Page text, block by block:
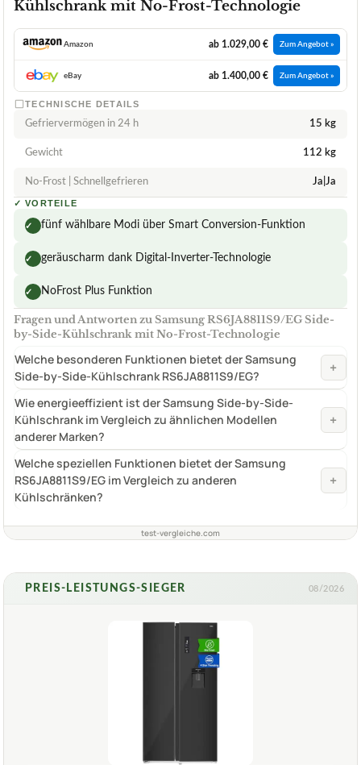
Kühlschrank mit No-Frost-Technologie
Amazon ab 1.029,00 € Zum Angebot »
eBay ab 1.400,00 € Zum Angebot »
TECHNISCHE DETAILS
Gefriervermögen in 24 h 15 kg
Gewicht 112 kg
No-Frost | Schnellgefrieren Ja|Ja
✓ VORTEILE
✓ fünf wählbare Modi über Smart Conversion-Funktion
✓ geräuscharm dank Digital-Inverter-Technologie
✓ NoFrost Plus Funktion
Fragen und Antworten zu Samsung RS6JA8811S9/EG Side-
by-Side-Kühlschrank mit No-Frost-Technologie
Welche besonderen Funktionen bietet der Samsung
Side-by-Side-Kühlschrank RS6JA8811S9/EG?
+
Wie energieeffizient ist der Samsung Side-by-Side-
Kühlschrank im Vergleich zu ähnlichen Modellen
anderer Marken?
+
Welche speziellen Funktionen bietet der Samsung
RS6JA8811S9/EG im Vergleich zu anderen
Kühlschränken?
+
test-vergleiche.com
PREIS-LEISTUNGS-SIEGER 08/2026